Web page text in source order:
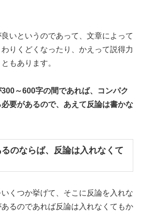
いというのであって、文章によって
りくどくなったり、かえって説得力
もあります。
～600字の間であれば、コンパク
必要があるので、あえて反論は書かな
のならば、反論は入れなくて
くつか挙げて、そこに反論を入れな
るのであれば反論は入れなくてもか